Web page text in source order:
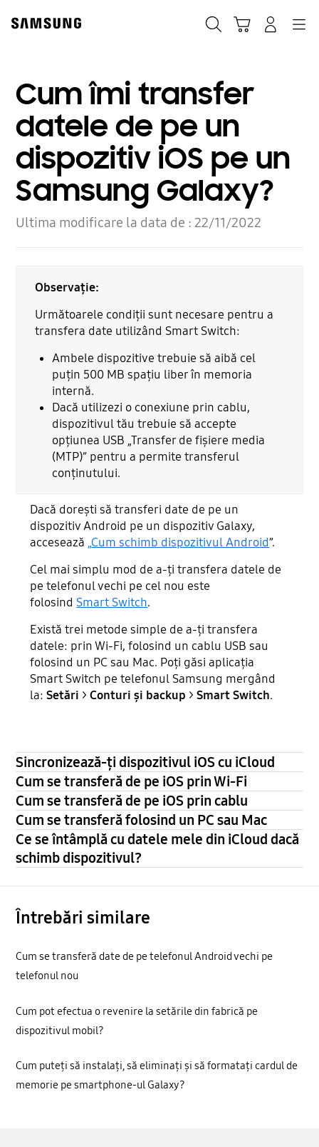
content
Cum îmi transfer
datele de pe un
dispozitiv iOS pe un
Samsung Galaxy?
Ultima modificare la data de :22/11/2022
Observație:
Următoarele condiții sunt necesare pentru a
transfera date utilizând Smart Switch:
Ambele dispozitive trebuie să aibă cel
puțin 500 MB spațiu liber în memoria
internă.
Dacă utilizezi o conexiune prin cablu,
dispozitivul tău trebuie să accepte
opțiunea USB „Transfer de fișiere media
(MTP)” pentru a permite transferul
conținutului.
Dacă dorești să transferi date de pe un
dispozitiv Android pe un dispozitiv Galaxy,
accesează „Cum schimb dispozitivul Android”.
Cel mai simplu mod de a-ți transfera datele de
pe telefonul vechi pe cel nou este
folosind Smart Switch.
Există trei metode simple de a-ți transfera
datele: prin Wi-Fi, folosind un cablu USB sau
folosind un PC sau Mac. Poți găsi aplicația
Smart Switch pe telefonul Samsung mergând
la:Setări >Conturi și backup >Smart Switch.
Sincronizează-ți dispozitivul iOS cu iCloud
Cum se transferă de pe iOS prin Wi-Fi
Cum se transferă de pe iOS prin cablu
Cum se transferă folosind un PC sau Mac
Ce se întâmplă cu datele mele din iCloud dacă
schimb dispozitivul?
Întrebări similare
Cum se transferă date de pe telefonul Android vechi pe
telefonul nou
Cum pot efectua o revenire la setările din fabrică pe
dispozitivul mobil?
Cum puteți să instalați, să eliminați și să formatați cardul de
memorie pe smartphone-ul Galaxy?